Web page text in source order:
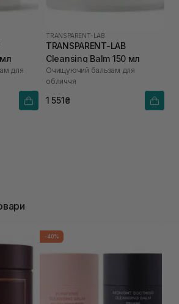
для
TRANSPARENT-LAB
TRANSPARENT-LAB
Cleansing Balm 150 мл
Очищуючий бальзам для
обличчя
1 551₴
-40%